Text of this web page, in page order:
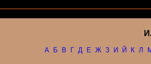
А Б В Г Д Е Ж З И Й К Л